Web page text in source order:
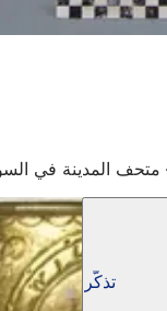
في السوق» قطعتهم
تذكّر